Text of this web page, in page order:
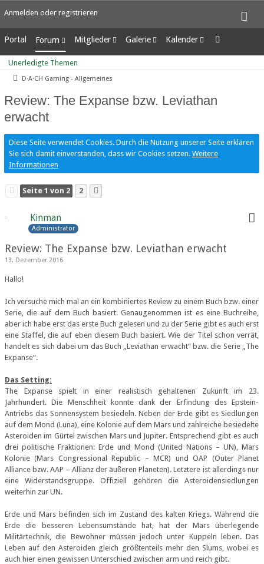
Anmelden oder registrieren
Portal Forum
Unerledigte Themen
Mitglieder
Letzte Aktivitäten
Benutzer online
Team-Mitglieder
Mitgliedersuche
Galerie
Alben
Bilder
Kalender
Wochenansicht
Tagesansicht
Unerledigte Themen
D·A·CH Gaming - Allgemeines
Review: The Expanse bzw. Leviathan
erwacht
Diese Seite verwendet Cookies. Durch die Nutzung unserer Seite erklären
Sie sich damit einverstanden, dass wir Cookies setzen. Weitere
Informationen
Seite 1 von 2 2
Kinman
Administrator
Review: The Expanse bzw. Leviathan erwacht
13. Dezember 2016
Hallo!
Ich versuche mich mal an ein kombiniertes Review zu einem Buch bzw. einer
Serie, die auf dem Buch basiert. Genaugenommen ist es eine Buchreihe,
aber ich habe erst das erste Buch gelesen und zu der Serie gibt es auch erst
eine Staffel, die auf eben diesem Buch basiert. Wie der Titel schon verrät,
handelt es sich dabei um das Buch „Leviathan erwacht“ bzw. die Serie „The
Expanse“.
Das Setting:
The Expanse spielt in einer realistisch gehaltenen Zukunft im 23.
Jahrhundert. Die Menschheit konnte dank der Erfindung des Epstein-
Antriebs das Sonnensystem besiedeln. Neben der Erde gibt es Siedlungen
auf dem Mond (Luna), eine Kolonie auf dem Mars und zahlreiche besiedelte
Asteroiden im Gürtel zwischen Mars und Jupiter. Entsprechend gibt es auch
drei politische Fraktionen: Erde und Mond (United Nations – UN), Mars
Kolonie (Mars Congressional Republic – MCR) und OAP (Outer Planet
Alliance bzw. AAP – Allianz der äußeren Planeten). Letztere ist allerdings nur
eine Widerstandsgruppe. Offiziell gehören die Asteroidensiedlungen
weiterhin zur UN.
Erde und Mars befinden sich im Zustand des kalten Kriegs. Während die
Erde die besseren Lebensumstände hat, hat der Mars überlegende
Militärtechnik, die Bewohner müssen jedoch unter Kuppeln leben. Das
Leben auf den Asteroiden gleich größtenteils mehr den Slums, wobei es
auch hier einen gewissen Unterschied zwischen arm und reich gibt.